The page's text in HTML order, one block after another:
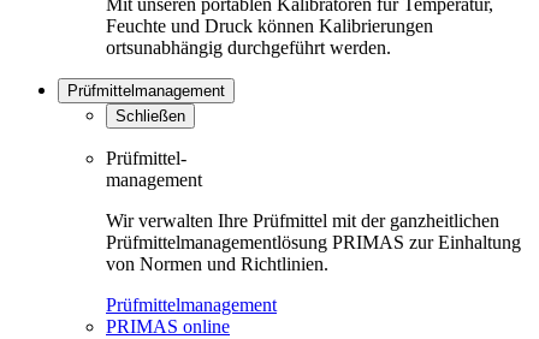
Mit unseren portablen Kalibratoren für Temperatur,
Feuchte und Druck können Kalibrierungen
ortsunabhängig durchgeführt werden.
Prüfmittelmanagement
Schließen
Prüfmittel-
management
Wir verwalten Ihre Prüfmittel mit der ganzheitlichen
Prüfmittelmanagementlösung PRIMAS zur Einhaltung
von Normen und Richtlinien.
Prüfmittelmanagement
PRIMAS online